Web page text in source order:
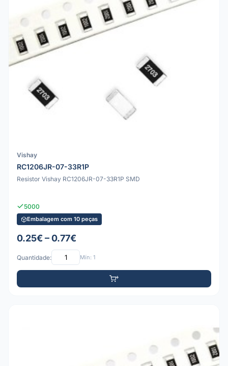
Vishay
RC1206JR-07-33R1P
Resistor Vishay RC1206JR-07-33R1P SMD
5000
Embalagem com 10 peças
0.25€ – 0.77€
Quantidade: Mín: 1